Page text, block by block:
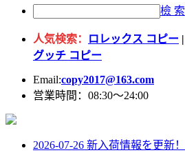
檢 索
人気検索： ロレックス コピー |
グッチ コピー
Email:copy2017@163.com
営業時間：08:30～24:00
2026-07-26 新入荷情報を更新！